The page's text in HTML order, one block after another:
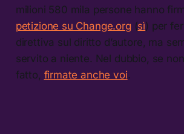
milioni 580 mila persone hanno
petizione su Change.org (sì) per
direttiva sul diritto d’autore, ma
servito a niente. Nel dubbio, se
fatto, firmate anche voi.